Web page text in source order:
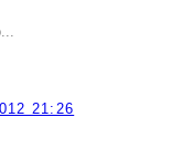
21:26